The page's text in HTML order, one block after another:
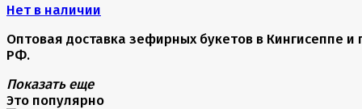
Нет в наличии
Оптовая доставка зефирных букетов в Кингисеппе и
РФ.
Показать еще
Это популярно